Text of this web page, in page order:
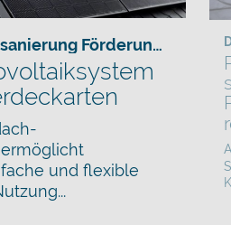
Förderung
und flexible